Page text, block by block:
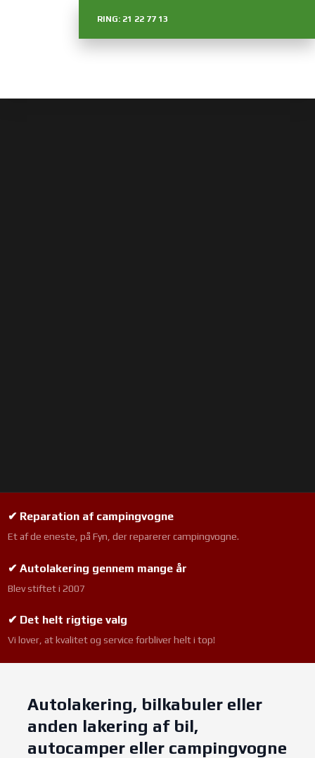
RING: 21 22 77 13
✔ Reparation af campingvogne
Et af de eneste, på Fyn, der reparerer campingvogne.
✔ Autolakering gennem mange år
Blev stiftet i 2007
✔ Det helt rigtige valg
Vi lover, at kvalitet og service forbliver helt i top!
Autolakering, bilkabuler eller
anden lakering af bil,
autocamper eller campingvogne